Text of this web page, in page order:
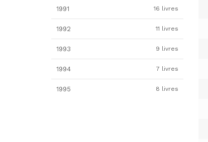
1991 16 livres
1992 11 livres
1993 9 livres
1994 7 livres
1995 8 livres